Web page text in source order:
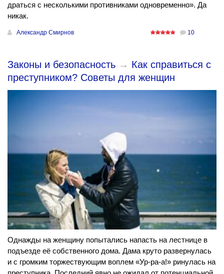
драться с несколькими противниками одновременно». Да
никак.
Александр Смирнов 10
Законы и безопасность → Как справиться с
преступником? Советы для женщин
Однажды на женщину попытались напасть на лестнице в
подъезде её собственного дома. Дама круто развернулась
и с громким торжествующим воплем «Ур-ра-а!» ринулась на